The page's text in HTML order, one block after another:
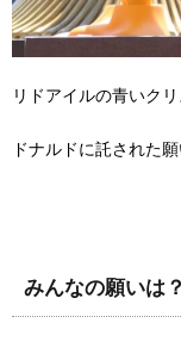
リドアイルの青いク
ドナルドに託された
みんなの願いは？